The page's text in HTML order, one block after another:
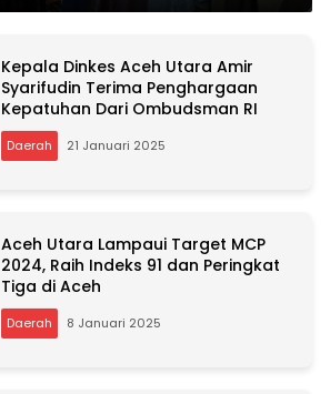
Kepala Dinkes Aceh Utara Amir
Syarifudin Terima Penghargaan
Kepatuhan Dari Ombudsman RI
Daerah 21 Januari 2025
Aceh Utara Lampaui Target MCP
2024, Raih Indeks 91 dan Peringkat
Tiga di Aceh
Daerah 8 Januari 2025